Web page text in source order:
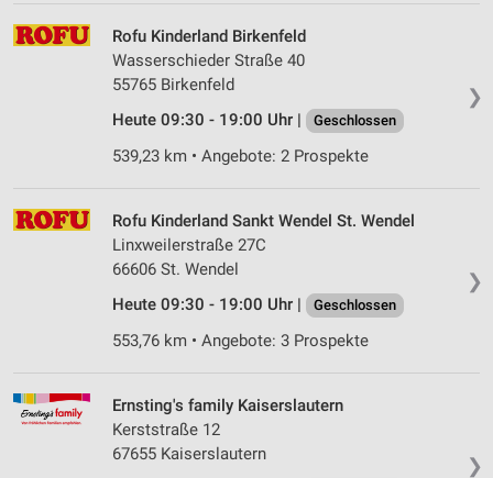
❯
Rofu Kinderland Birkenfeld
Wasserschieder Straße 40
55765 Birkenfeld
Heute 09:30 - 19:00 Uhr |
Geschlossen
539,23 km • Angebote: 2 Prospekte
❯
Rofu Kinderland Sankt Wendel St. Wendel
Linxweilerstraße 27C
66606 St. Wendel
Heute 09:30 - 19:00 Uhr |
Geschlossen
553,76 km • Angebote: 3 Prospekte
❯
Ernsting's family Kaiserslautern
Kerststraße 12
67655 Kaiserslautern